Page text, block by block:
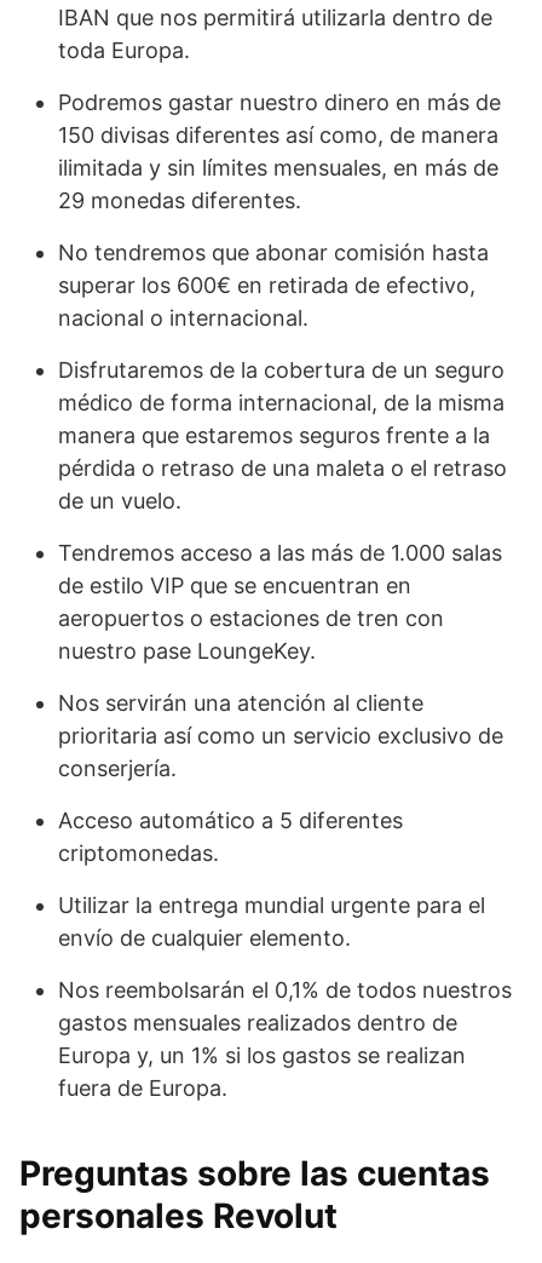
IBAN que nos permitirá utilizarla dentro de
toda Europa.
Podremos gastar nuestro dinero en más de
150 divisas diferentes así como, de manera
ilimitada y sin límites mensuales, en más de
29 monedas diferentes.
No tendremos que abonar comisión hasta
superar los 600€ en retirada de efectivo,
nacional o internacional.
Disfrutaremos de la cobertura de un seguro
médico de forma internacional, de la misma
manera que estaremos seguros frente a la
pérdida o retraso de una maleta o el retraso
de un vuelo.
Tendremos acceso a las más de 1.000 salas
de estilo VIP que se encuentran en
aeropuertos o estaciones de tren con
nuestro pase LoungeKey.
Nos servirán una atención al cliente
prioritaria así como un servicio exclusivo de
conserjería.
Acceso automático a 5 diferentes
criptomonedas.
Utilizar la entrega mundial urgente para el
envío de cualquier elemento.
Nos reembolsarán el 0,1% de todos nuestros
gastos mensuales realizados dentro de
Europa y, un 1% si los gastos se realizan
fuera de Europa.
Preguntas sobre las cuentas
personales Revolut